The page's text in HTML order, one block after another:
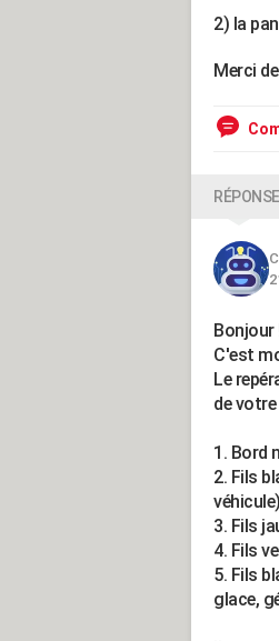
2) la
Merci
Bonjour
C'est
Le
de
1. Bord
2. Fils
véhicule)
3. Fils
4. Fils
5. Fils
glace,